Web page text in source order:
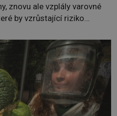
znovu ale vzplály varovné
by vzrůstající riziko
pouze vzdáleného
klimatem, vysušenou
zásahů se z nich stává